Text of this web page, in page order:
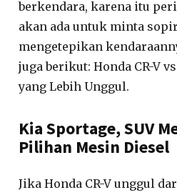
berkendara, karena itu
akan ada untuk minta
mengetepikan
juga berikut: Honda CR-V
yang Lebih Unggul.
Kia Sportage, SUV
Pilihan Mesin Diesel
Jika Honda CR-V unggul